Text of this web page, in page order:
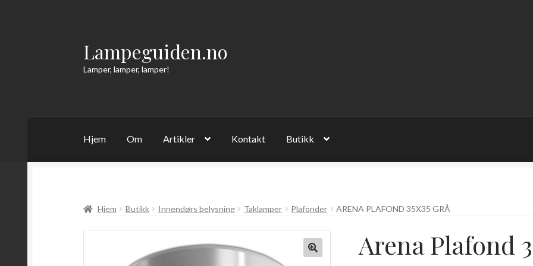
Hopp
til
navigasjon
Hopp
til
innhold
Lampeguiden.no
Lamper, lamper, lamper!
Hjem Om Artikler Kontakt Butikk
Hjem Butikk Innendørs belysning Taklamper Plafonder ARENA PLAFOND 35X35 GRÅ
Arena Plafond